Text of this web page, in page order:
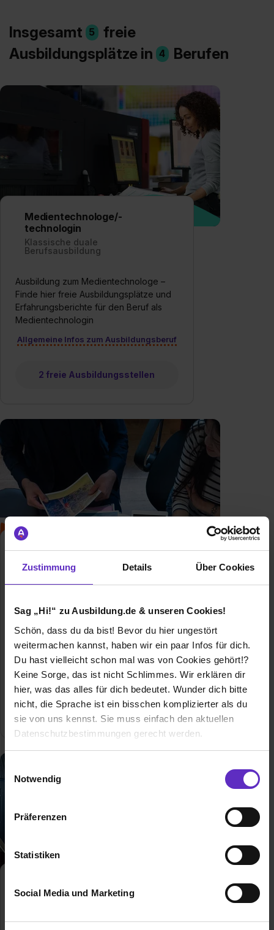
Zustimmung Details Über Cookies
Sag „Hi!“ zu Ausbildung.de & unseren Cookies!
Schön, dass du da bist! Bevor du hier ungestört
weitermachen kannst, haben wir ein paar Infos für dich.
Du hast vielleicht schon mal was von Cookies gehört!?
Keine Sorge, das ist nicht Schlimmes. Wir erklären dir
hier, was das alles für dich bedeutet. Wunder dich bitte
nicht, die Sprache ist ein bisschen komplizierter als du
sie von uns kennst. Sie muss einfach den aktuellen
Datenschutzbestimmungen gerecht werden.
Benutzung der Webseite getroffenen Einstellungen zu
Webseite zu analysieren („Statistiken“), um
Informationen zu deiner Verwendung unserer Website an
Analysen weiterzugeben und um Inhalte und Anzeigen zu
Partner führen diese Informationen möglicherweise mit
Notwendig
Präferenzen
Statistiken
Social Media und Marketing
Insgesamt 5
freie
Ausbildungsplätze in 4 Berufen
Medientechnologe/-
technologin
Klassische duale
Berufsausbildung
Ausbildung zum Medientechnologe –
Finde hier freie Ausbildungsplätze und
Erfahrungsberichte für den Beruf als
Medientechnologin
Allgemeine Infos zum Ausbildungsberuf
2 freie Ausbildungsstellen
Mediengestalter/in Digital und
Print
Klassische duale
Berufsausbildung
Ausbildung zum Mediengestalter –
Finde hier freie Ausbildungsplätze und
Erfahrungsberichte für den Beruf als
Allgemeine Infos zum Ausbildungsberuf
1 freie Ausbildungsstelle
Anlagenführer/in